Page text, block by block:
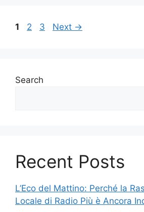
Page
1 Page
2 Page
3 Next →
Search
Recent Posts
L’Eco del Mattino: Perché la
Locale di Radio Più è Ancora